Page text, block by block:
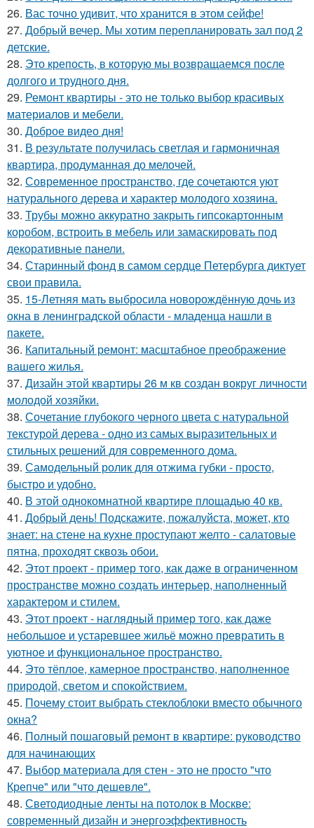
26. Вас точно удивит, что хранится в этом сейфе!
27. Добрый вечер. Мы хотим перепланировать зал под 2
детские.
28. Это крепость, в которую мы возвращаемся после
долгого и трудного дня.
29. Ремонт квартиры - это не только выбор красивых
материалов и мебели.
30. Доброе видео дня!
31. В результате получилась светлая и гармоничная
квартира, продуманная до мелочей.
32. Современное пространство, где сочетаются уют
натурального дерева и характер молодого хозяина.
33. Трубы можно аккуратно закрыть гипсокартонным
коробом, встроить в мебель или замаскировать под
декоративные панели.
34. Старинный фонд в самом сердце Петербурга диктует
свои правила.
35. 15-Летняя мать выбросила новорождённую дочь из
окна в ленинградской области - младенца нашли в
пакете.
36. Капитальный ремонт: масштабное преображение
вашего жилья.
37. Дизайн этой квартиры 26 м кв создан вокруг личности
молодой хозяйки.
38. Сочетание глубокого черного цвета с натуральной
текстурой дерева - одно из самых выразительных и
стильных решений для современного дома.
39. Самодельный ролик для отжима губки - просто,
быстро и удобно.
40. В этой однокомнатной квартире площадью 40 кв.
41. Добрый день! Подскажите, пожалуйста, может, кто
знает: на стене на кухне проступают желто - салатовые
пятна, проходят сквозь обои.
42. Этот проект - пример того, как даже в ограниченном
пространстве можно создать интерьер, наполненный
характером и стилем.
43. Этот проект - наглядный пример того, как даже
небольшое и устаревшее жильё можно превратить в
уютное и функциональное пространство.
44. Это тёплое, камерное пространство, наполненное
природой, светом и спокойствием.
45. Почему стоит выбрать стеклоблоки вместо обычного
окна?
46. Полный пошаговый ремонт в квартире: руководство
для начинающих
47. Выбор материала для стен - это не просто "что
Крепче" или "что дешевле".
48. Светодиодные ленты на потолок в Москве:
современный дизайн и энергоэффективность